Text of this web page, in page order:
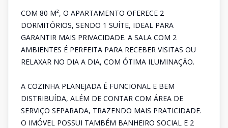
COM 80 M², O APARTAMENTO OFERECE 2
DORMITÓRIOS, SENDO 1 SUÍTE, IDEAL PARA
GARANTIR MAIS PRIVACIDADE. A SALA COM 2
AMBIENTES É PERFEITA PARA RECEBER VISITAS OU
RELAXAR NO DIA A DIA, COM ÓTIMA ILUMINAÇÃO.
A COZINHA PLANEJADA É FUNCIONAL E BEM
DISTRIBUÍDA, ALÉM DE CONTAR COM ÁREA DE
SERVIÇO SEPARADA, TRAZENDO MAIS PRATICIDADE.
O IMÓVEL POSSUI TAMBÉM BANHEIRO SOCIAL E 2